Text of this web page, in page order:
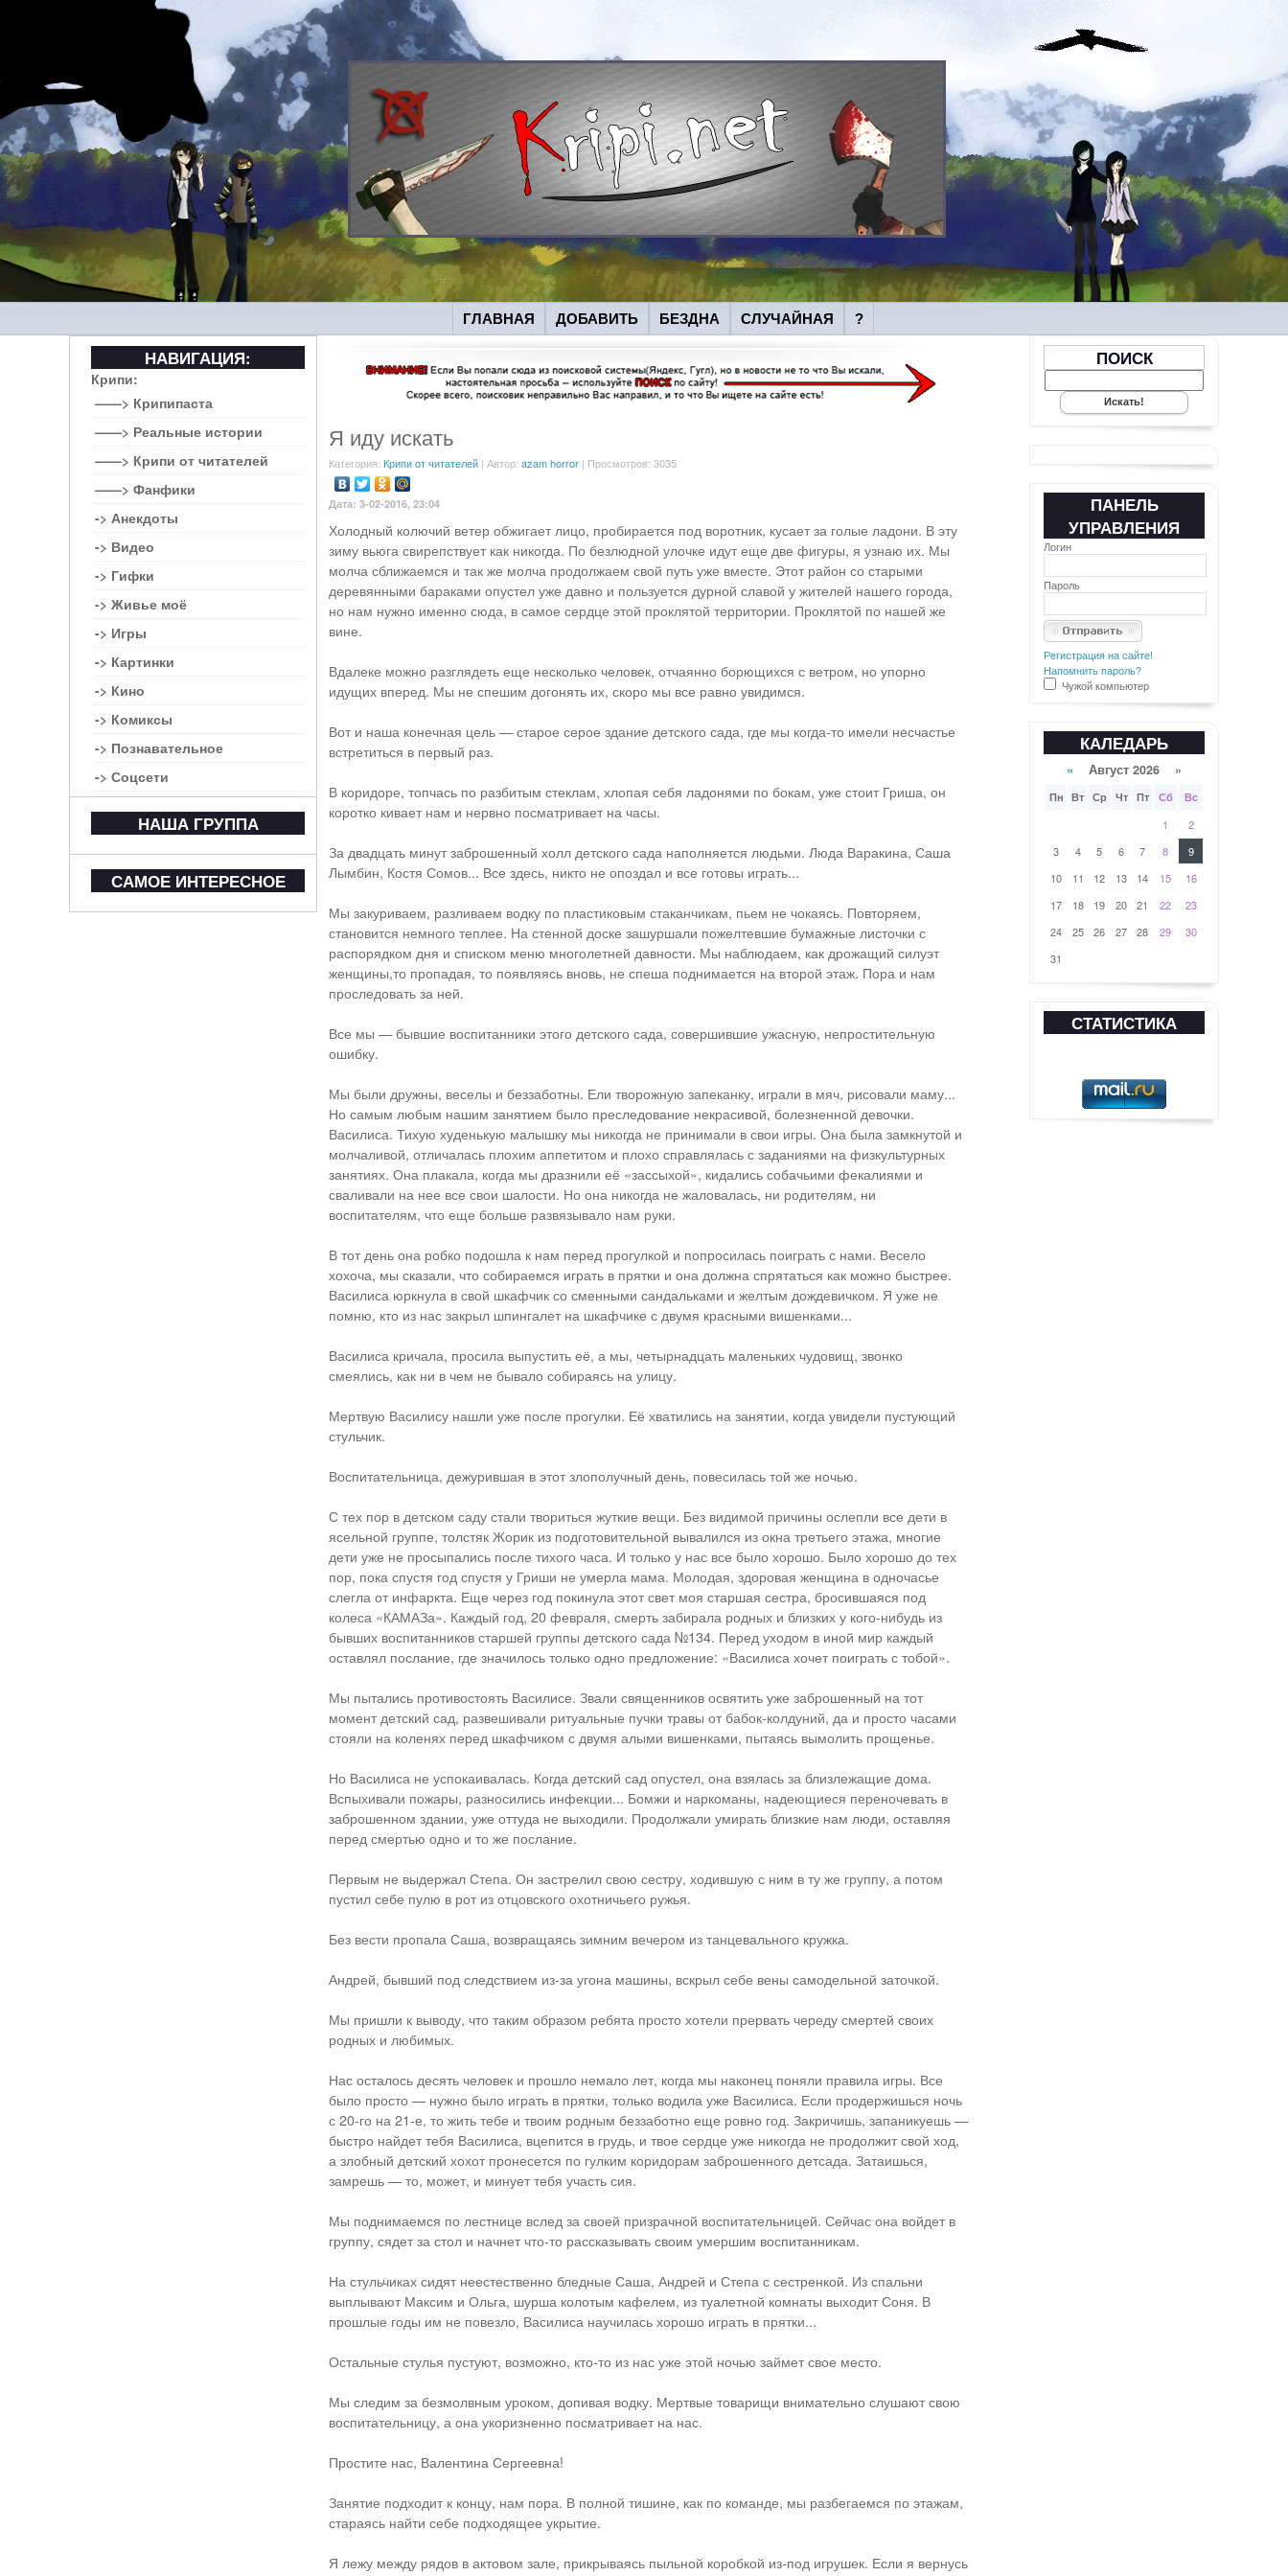
ГЛАВНАЯ ДОБАВИТЬ БЕЗДНА СЛУЧАЙНАЯ ?
Я иду искать
Категория: Крипи от читателей| Автор: azam horror| Просмотров: 3035
Дата: 3-02-2016, 23:04
Холодный колючий ветер обжигает лицо, пробирается под воротник, кусает за голые ладони. В эту
зиму вьюга свирепствует как никогда. По безлюдной улочке идут еще две фигуры, я узнаю их. Мы
молча сближаемся и так же молча продолжаем свой путь уже вместе. Этот район со старыми
деревянными бараками опустел уже давно и пользуется дурной славой у жителей нашего города,
но нам нужно именно сюда, в самое сердце этой проклятой территории. Проклятой по нашей же
вине.
Вдалеке можно разглядеть еще несколько человек, отчаянно борющихся с ветром, но упорно
идущих вперед. Мы не спешим догонять их, скоро мы все равно увидимся.
Вот и наша конечная цель — старое серое здание детского сада, где мы когда-то имели несчастье
встретиться в первый раз.
В коридоре, топчась по разбитым стеклам, хлопая себя ладонями по бокам, уже стоит Гриша, он
коротко кивает нам и нервно посматривает на часы.
За двадцать минут заброшенный холл детского сада наполняется людьми. Люда Варакина, Саша
Лымбин, Костя Сомов... Все здесь, никто не опоздал и все готовы играть...
Мы закуриваем, разливаем водку по пластиковым стаканчикам, пьем не чокаясь. Повторяем,
становится немного теплее. На стенной доске зашуршали пожелтевшие бумажные листочки с
распорядком дня и списком меню многолетней давности. Мы наблюдаем, как дрожащий силуэт
женщины,то пропадая, то появляясь вновь, не спеша поднимается на второй этаж. Пора и нам
проследовать за ней.
Все мы — бывшие воспитанники этого детского сада, совершившие ужасную, непростительную
ошибку.
Мы были дружны, веселы и беззаботны. Ели творожную запеканку, играли в мяч, рисовали маму...
Но самым любым нашим занятием было преследование некрасивой, болезненной девочки.
Василиса. Тихую худенькую малышку мы никогда не принимали в свои игры. Она была замкнутой и
молчаливой, отличалась плохим аппетитом и плохо справлялась с заданиями на физкультурных
занятиях. Она плакала, когда мы дразнили её «зассыхой», кидались собачьими фекалиями и
сваливали на нее все свои шалости. Но она никогда не жаловалась, ни родителям, ни
воспитателям, что еще больше развязывало нам руки.
В тот день она робко подошла к нам перед прогулкой и попросилась поиграть с нами. Весело
хохоча, мы сказали, что собираемся играть в прятки и она должна спрятаться как можно быстрее.
Василиса юркнула в свой шкафчик со сменными сандальками и желтым дождевичком. Я уже не
помню, кто из нас закрыл шпингалет на шкафчике с двумя красными вишенками...
Василиса кричала, просила выпустить её, а мы, четырнадцать маленьких чудовищ, звонко
смеялись, как ни в чем не бывало собираясь на улицу.
Мертвую Василису нашли уже после прогулки. Её хватились на занятии, когда увидели пустующий
стульчик.
Воспитательница, дежурившая в этот злополучный день, повесилась той же ночью.
С тех пор в детском саду стали твориться жуткие вещи. Без видимой причины ослепли все дети в
ясельной группе, толстяк Жорик из подготовительной вывалился из окна третьего этажа, многие
дети уже не просыпались после тихого часа. И только у нас все было хорошо. Было хорошо до тех
пор, пока спустя год спустя у Гриши не умерла мама. Молодая, здоровая женщина в одночасье
слегла от инфаркта. Еще через год покинула этот свет моя старшая сестра, бросившаяся под
колеса «КАМАЗа». Каждый год, 20 февраля, смерть забирала родных и близких у кого-нибудь из
бывших воспитанников старшей группы детского сада №134. Перед уходом в иной мир каждый
оставлял послание, где значилось только одно предложение: «Василиса хочет поиграть с тобой».
Мы пытались противостоять Василисе. Звали священников освятить уже заброшенный на тот
момент детский сад, развешивали ритуальные пучки травы от бабок-колдуний, да и просто часами
стояли на коленях перед шкафчиком с двумя алыми вишенками, пытаясь вымолить прощенье.
Но Василиса не успокаивалась. Когда детский сад опустел, она взялась за близлежащие дома.
Вспыхивали пожары, разносились инфекции... Бомжи и наркоманы, надеющиеся переночевать в
заброшенном здании, уже оттуда не выходили. Продолжали умирать близкие нам люди, оставляя
перед смертью одно и то же послание.
Первым не выдержал Степа. Он застрелил свою сестру, ходившую с ним в ту же группу, а потом
пустил себе пулю в рот из отцовского охотничьего ружья.
Без вести пропала Саша, возвращаясь зимним вечером из танцевального кружка.
Андрей, бывший под следствием из-за угона машины, вскрыл себе вены самодельной заточкой.
Мы пришли к выводу, что таким образом ребята просто хотели прервать череду смертей своих
родных и любимых.
Нас осталось десять человек и прошло немало лет, когда мы наконец поняли правила игры. Все
было просто — нужно было играть в прятки, только водила уже Василиса. Если продержишься ночь
с 20-го на 21-е, то жить тебе и твоим родным беззаботно еще ровно год. Закричишь, запаникуешь —
быстро найдет тебя Василиса, вцепится в грудь, и твое сердце уже никогда не продолжит свой ход,
а злобный детский хохот пронесется по гулким коридорам заброшенного детсада. Затаишься,
замрешь — то, может, и минует тебя участь сия.
Мы поднимаемся по лестнице вслед за своей призрачной воспитательницей. Сейчас она войдет в
группу, сядет за стол и начнет что-то рассказывать своим умершим воспитанникам.
На стульчиках сидят неестественно бледные Саша, Андрей и Степа с сестренкой. Из спальни
выплывают Максим и Ольга, шурша колотым кафелем, из туалетной комнаты выходит Соня. В
прошлые годы им не повезло, Василиса научилась хорошо играть в прятки...
Остальные стулья пустуют, возможно, кто-то из нас уже этой ночью займет свое место.
Мы следим за безмолвным уроком, допивая водку. Мертвые товарищи внимательно слушают свою
воспитательницу, а она укоризненно посматривает на нас.
Простите нас, Валентина Сергеевна!
Занятие подходит к концу, нам пора. В полной тишине, как по команде, мы разбегаемся по этажам,
стараясь найти себе подходящее укрытие.
Я лежу между рядов в актовом зале, прикрываясь пыльной коробкой из-под игрушек. Если я вернусь
НАВИГАЦИЯ:
Крипи:
——> Крипипаста
——> Реальные истории
——> Крипи от читателей
——> Фанфики
-> Анекдоты
-> Видео
-> Гифки
-> Живье моё
-> Игры
-> Картинки
-> Кино
-> Комиксы
-> Познавательное
-> Соцсети
НАША ГРУППА
САМОЕ ИНТЕРЕСНОЕ
ПОИСК
ПАНЕЛЬ
УПРАВЛЕНИЯ
Логин
Пароль
Регистрация на сайте!
Напомнить пароль?
Чужой компьютер
КАЛЕДАРЬ
« Август 2026 »
Пн Вт Ср Чт Пт Сб Вс
1
2
3
4 5 6 7 8
9
10
11 12 13 14 15
16
17
18 19 20 21 22
23
24
25 26 27 28 29
30
31
СТАТИСТИКА